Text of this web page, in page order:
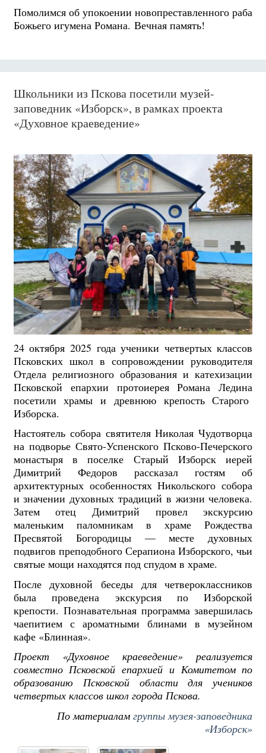
Помолимся об упокоении новопреставленного раба
Божьего игумена Романа. Вечная память!
Школьники из Пскова посетили музей-
заповедник «Изборск», в рамках проекта
«Духовное краеведение»
24 октября 2025 года ученики четвертых классов
Псковских школ в сопровождении руководителя
Отдела религиозного образования и катехизации
Псковской епархии протоиерея Романа Ледина
посетили храмы и древнюю крепость Старого
Изборска.
Настоятель собора святителя Николая Чудотворца
на подворье Свято-Успенского Псково-Печерского
монастыря в поселке Старый Изборск иерей
Димитрий Федоров рассказал гостям об
архитектурных особенностях Никольского собора
и значении духовных традиций в жизни человека.
Затем отец Димитрий провел экскурсию
маленьким паломникам в храме Рождества
Пресвятой Богородицы — месте духовных
подвигов преподобного Серапиона Изборского, чьи
святые мощи находятся под спудом в храме.
После духовной беседы для четвероклассников
была проведена экскурсия по Изборской
крепости.Познавательная программа завершилась
чаепитием с ароматными блинами в музейном
кафе «Блинная».
Проект «Духовное краеведение» реализуется
совместно Псковской епархией и Комитетом по
образованию Псковской области для учеников
четвертых классов школ города Пскова.
По материаламгруппы музея-заповедника
«Изборск»